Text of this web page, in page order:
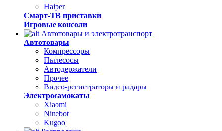
Haiper
Смарт-ТВ приставки
Игровые консоли
Автотовары и электротранспорт
Автотовары
Компрессоры
Пылесосы
Автодержатели
Прочее
Видео-регистраторы и радары
Электросамокаты
Xiaomi
Ninebot
Kugoo